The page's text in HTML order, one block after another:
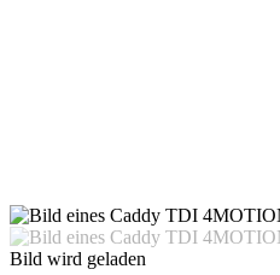
Bild wird geladen